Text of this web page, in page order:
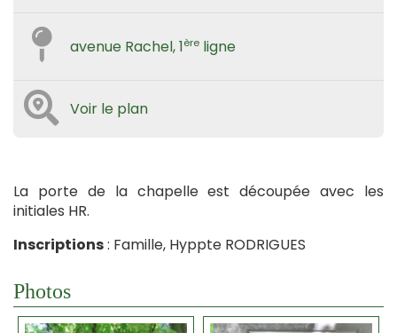
avenue Rachel, 1ère ligne
Voir le plan
La porte de la chapelle est découpée avec les
initiales HR.
Inscriptions: Famille, Hyppte RODRIGUES
Photos